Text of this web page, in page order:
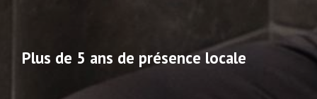
Plus de 5 ans de présence locale